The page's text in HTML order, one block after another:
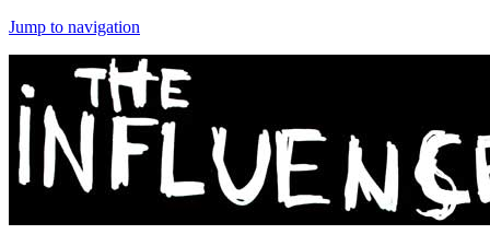
Jump to navigation